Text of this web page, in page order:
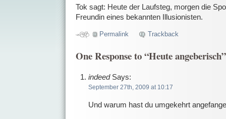
Tok sagt: Heute der Laufsteg, morgen die
Freundin eines bekannten Illusionisten.
Permalink Trackback
One Response to “Heute angeberisch”
indeedSays:
September 27th, 2009 at 10:17
Und warum hast du umgekehrt